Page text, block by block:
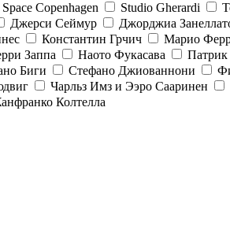
Space Copenhagen Studio Gherardi
Джерси Сеймур Джорджиа
Константин Грчич Марио
Заппа Наото Фукасава
Биги Стефано Джиованнони
Чарльз Имз и Ээро Сааринен
Колтелла